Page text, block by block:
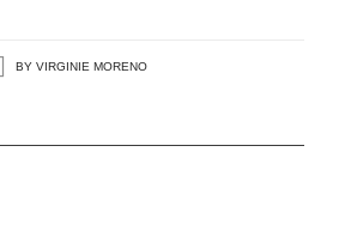
BY VIRGINIE MORENO